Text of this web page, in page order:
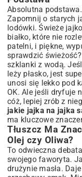
Absolutna
Zapomnij o starych
lodówki. Świeże
białko, które nie
patelni, i piękne,
sprawdzić
szklanki z wodą.
leży płasko, jest
unosi się lekko pod
OK. Ale jeśli dryfuje
cóż, lepiej zrób z
jakie jajka na jajka
ma kluczowe
Tłuszcz Ma
Olej czy Oliwa?
To odwieczna
swojego faworyta.
drużynie masła.